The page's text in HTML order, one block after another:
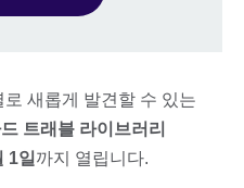
새롭게 발견할 수 있는
트래블 라이브러리
1일 까지 열립니다.